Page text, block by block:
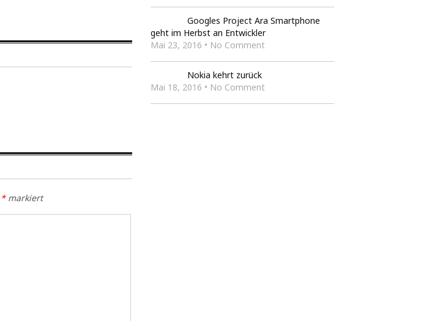
*markiert
Googles Project Ara Smartphone
geht im Herbst an Entwickler
Mai 23, 2016 • No Comment
Nokia kehrt zurück
Mai 18, 2016 • No Comment